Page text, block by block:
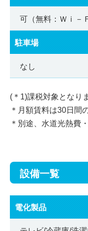
可（無料：Ｗｉ－
駐車場
なし
(＊1)課税対象となり
＊月額賃料は30日間
＊別途、水道光熱費
設備一覧
電化製品